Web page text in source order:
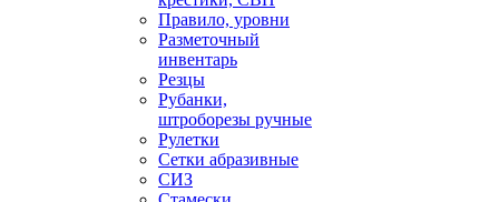
Правило, уровни
Разметочный
инвентарь
Резцы
Рубанки,
штроборезы ручные
Рулетки
Сетки абразивные
СИЗ